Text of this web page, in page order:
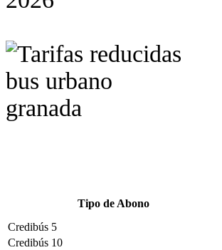
Tipo de Abono
Credibús 5
Credibús 10